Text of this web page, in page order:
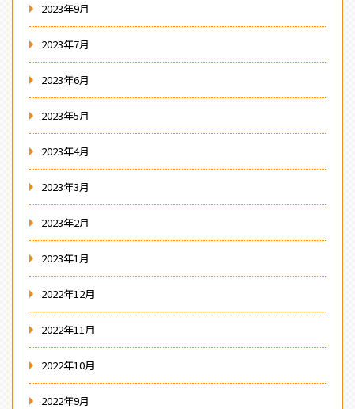
2023年9月
2023年7月
2023年6月
2023年5月
2023年4月
2023年3月
2023年2月
2023年1月
2022年12月
2022年11月
2022年10月
2022年9月